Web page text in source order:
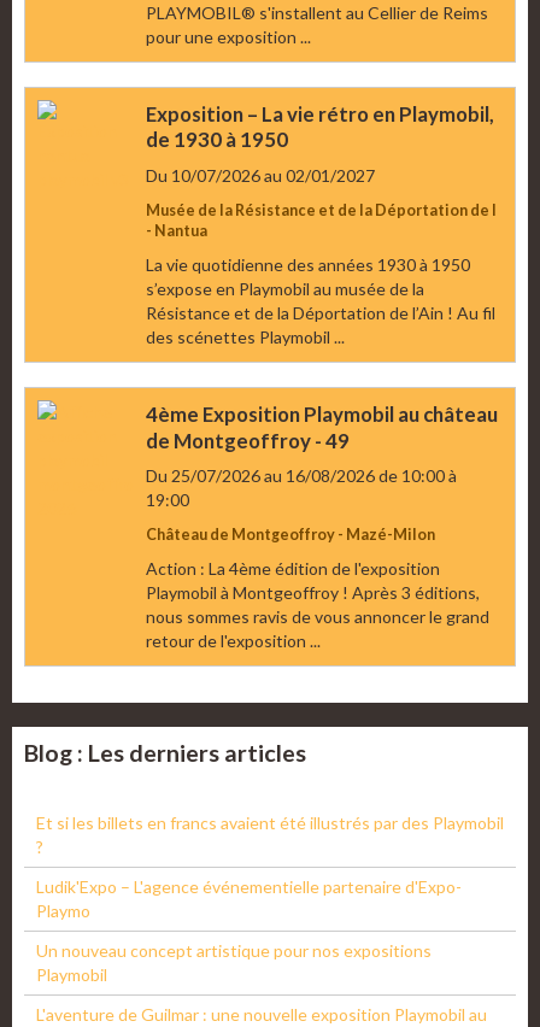
PLAYMOBIL® s'installent au Cellier de Reims
pour une exposition ...
Exposition – La vie rétro en Playmobil,
de 1930 à 1950
Du 10/07/2026au 02/01/2027
Musée de la Résistance et de la Déportation de l
- Nantua
La vie quotidienne des années 1930 à 1950
s’expose en Playmobil au musée de la
Résistance et de la Déportation de l’Ain ! Au fil
des scénettes Playmobil ...
4ème Exposition Playmobil au château
de Montgeoffroy - 49
Du 25/07/2026au 16/08/2026de 10:00à
19:00
Château de Montgeoffroy - Mazé-Milon
Action : La 4ème édition de l'exposition
Playmobil à Montgeoffroy ! Après 3 éditions,
nous sommes ravis de vous annoncer le grand
retour de l'exposition ...
Blog : Les derniers articles
Et si les billets en francs avaient été illustrés par des Playmobil
?
Ludik'Expo – L'agence événementielle partenaire d'Expo-
Playmo
Un nouveau concept artistique pour nos expositions
Playmobil
L'aventure de Guilmar : une nouvelle exposition Playmobil au